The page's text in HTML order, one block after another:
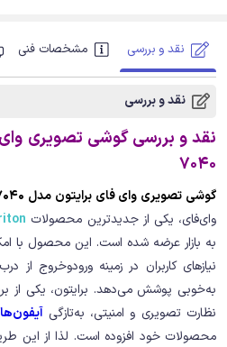
نقد و بررسی مشخصات فنی
نقد و بررسی
7040
گوشی تصویری وای فای برایتون مدل BAM-7040
وای‌فای، یکی از جدیدترین محصولات
به بازار عرضه شده است. این محصول با
نیازهای کاربران در زمینه ورودوخروج
به‌خوبی پوشش می‌دهد. برایتون، یکی از
نظارت تصویری و امنیتی، به‌تازگی
محصولات خود افزوده است. لذا از این